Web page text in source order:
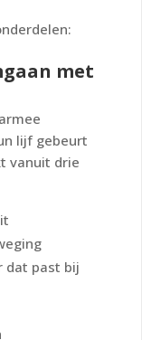
met
lijf gebeurt
vanuit drie
dat past bij